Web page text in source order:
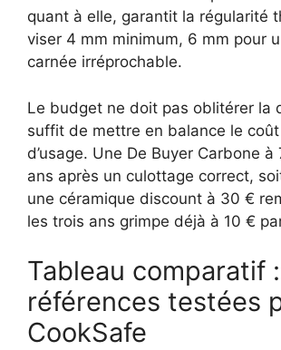
quant à elle, garantit la régularité
viser 4 mm minimum, 6 mm pour
carnée irréprochable.
Le budget ne doit pas oblitérer la
suffit de mettre en balance le
d’usage. Une De Buyer Carbone
ans après un culottage correct,
une céramique discount à 30 €
les trois ans grimpe déjà à 10 €
Tableau comparatif
références testées
CookSafe